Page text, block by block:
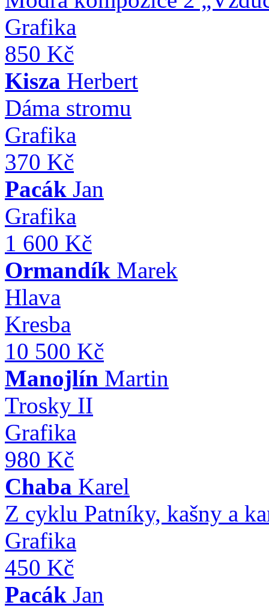
Grafika
850 Kč
Kisza Herbert
Dáma stromu
Grafika
370 Kč
Pacák Jan
Grafika
1 600 Kč
Ormandík Marek
Hlava
Kresba
10 500 Kč
Manojlín Martin
Trosky II
Grafika
980 Kč
Chaba Karel
Z cyklu Patníky, kašny a
Grafika
450 Kč
Pacák Jan